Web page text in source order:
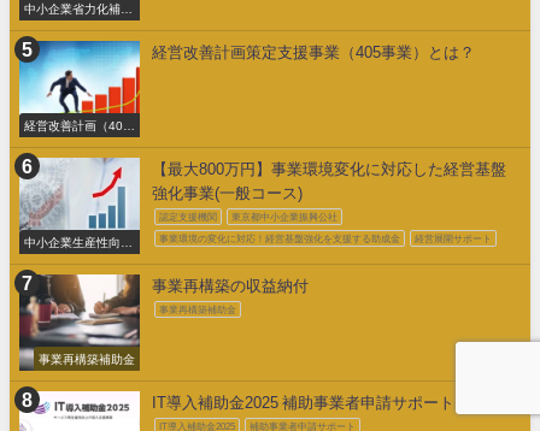
中小企業省力化補助
経営改善計画（405
経営改善計画策定支援事業（405事業）とは？
中小企業生産性向上
【最大800万円】事業環境変化に対応した経営基盤
強化事業(一般コース)
認定支援機関 東京都中小企業振興公社
事業環境の変化に対応！経営基盤強化を支援する助成金 経営展開サポート
事業再構築補助金
事業再構築の収益納付
事業再構築補助金
IT導入補助金2025 補助事業者申請サポート
IT導入補助金2025 補助事業者申請サポート